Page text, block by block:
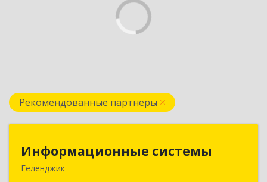
Рекомендованные партнеры
Информационные системы
Геленджик353475, Краснодарский край, Геленджик г,